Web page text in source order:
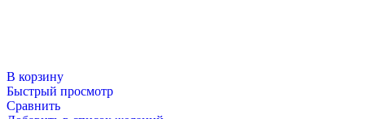
В корзину
Быстрый просмотр
Сравнить